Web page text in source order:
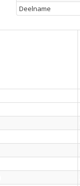
Deelname